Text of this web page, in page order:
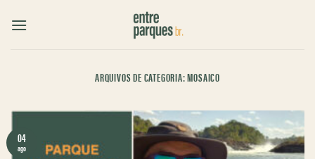
ARQUIVOS DE CATEGORIA:MOSAICO
04
ago